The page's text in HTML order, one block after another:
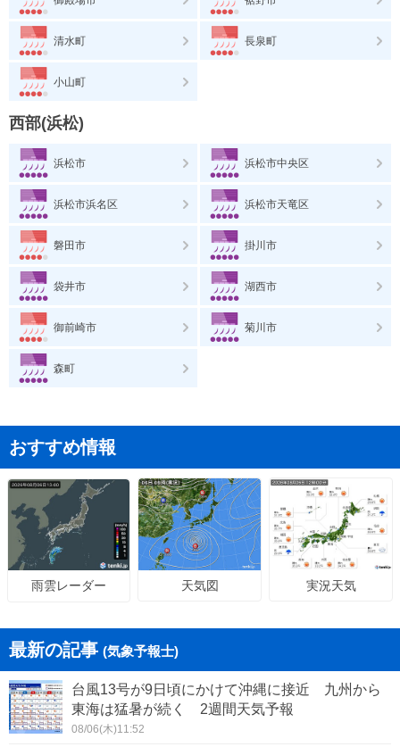
清水町 長泉町
小山町
西部(浜松)
浜松市 浜松市中央区
浜松市浜名区 浜松市天竜区
磐田市 掛川市
袋井市 湖西市
御前崎市 菊川市
森町
おすすめ情報
雨雲レーダー 天気図 実況天気
最新の記事 (気象予報士)
台風13号が9日頃にかけて沖縄に接近 九州から
東海は猛暑が続く 2週間天気予報
08/06(木)11:52